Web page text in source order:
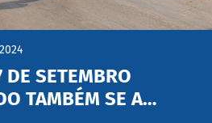
DE SETEMBRO
TAMBÉM SE A…